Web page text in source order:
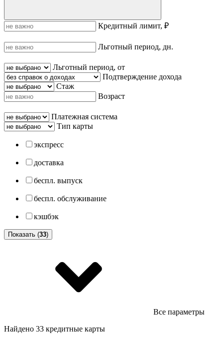
Кредитный лимит, ₽
Льготный период, дн.
Льготный период, от
Подтверждение дохода
Стаж
Возраст
Платежная система
Тип карты
экспресс
доставка
беспл. выпуск
беспл. обслуживание
кэшбэк
Показать (33)
Все параметры
Найдено 33 кредитные карты